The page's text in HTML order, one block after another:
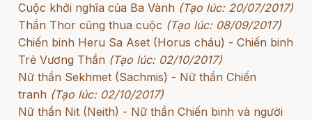
Cuộc khởi nghĩa của Ba Vành (Tạo lúc: 20/07/2017)
Thần Thor cũng thua cuộc (Tạo lúc: 08/09/2017)
Chiến binh Heru Sa Aset (Horus cháu) - Chiến binh
Trẻ Vương Thần (Tạo lúc: 02/10/2017)
Nữ thần Sekhmet (Sachmis) - Nữ thần Chiến
tranh (Tạo lúc: 02/10/2017)
Nữ thần Nit (Neith) - Nữ thần Chiến binh và người